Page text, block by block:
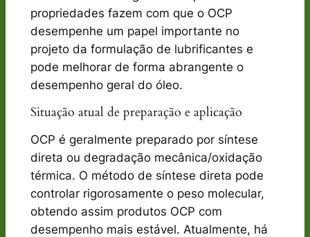
propriedades fazem com que o OCP
desempenhe um papel importante no
projeto da formulação de lubrificantes e
pode melhorar de forma abrangente o
desempenho geral do óleo.
Situação atual de preparação e aplicação
OCP é geralmente preparado por síntese
direta ou degradação mecânica/oxidação
térmica. O método de síntese direta pode
controlar rigorosamente o peso molecular,
obtendo assim produtos OCP com
desempenho mais estável. Atualmente, há